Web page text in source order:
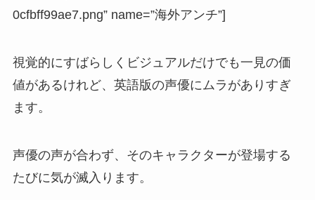
0cfbff99ae7.png” name=”海外アンチ”]
視覚的にすばらしくビジュアルだけでも一見の価
値があるけれど、英語版の声優にムラがありすぎ
ます。
声優の声が合わず、そのキャラクターが登場する
たびに気が滅入ります。